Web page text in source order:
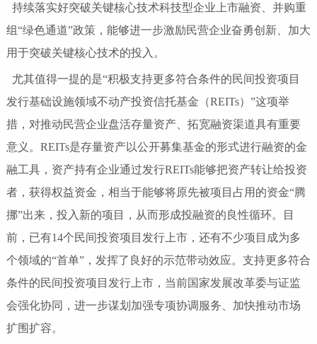
持续落实好突破关键核心技术科技型企业上市融资、并购重
组“绿色通道”政策，能够进一步激励民营企业奋勇创新、加大
用于突破关键核心技术的投入。
尤其值得一提的是“积极支持更多符合条件的民间投资项目
发行基础设施领域不动产投资信托基金（REITs）”这项举
措，对推动民营企业盘活存量资产、拓宽融资渠道具有重要
意义。REITs是存量资产以公开募集基金的形式进行融资的金
融工具，资产持有企业通过发行REITs能够把资产转让给投资
者，获得权益资金，相当于能够将原先被项目占用的资金“腾
挪”出来，投入新的项目，从而形成投融资的良性循环。目
前，已有14个民间投资项目发行上市，还有不少项目成为多
个领域的“首单”，发挥了良好的示范带动效应。支持更多符合
条件的民间投资项目发行上市，当前国家发展改革委与证监
会强化协同，进一步谋划加强专项协调服务、加快推动市场
扩围扩容。